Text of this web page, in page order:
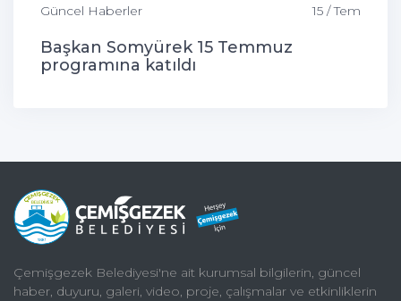
Güncel Haberler 15 / Tem
Başkan Somyürek 15 Temmuz
programına katıldı
Çemişgezek Belediyesi'ne ait kurumsal bilgilerin, güncel
haber, duyuru, galeri, video, proje, çalışmalar ve etkinliklerin